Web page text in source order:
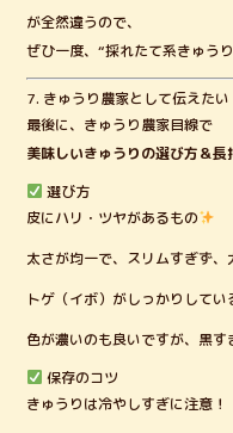
が全然違うので、
ぜひ一度、“採れたて系きゅう
7. きゅうり農家として伝えた
最後に、きゅうり農家目線で
美味しいきゅうりの選び方＆長
選び方
皮にハリ・ツヤがあるもの
太さが均一で、スリムすぎず、
トゲ（イボ）がしっかりして
色が濃いのも良いですが、黒
保存のコツ
きゅうりは冷やしすぎに注意